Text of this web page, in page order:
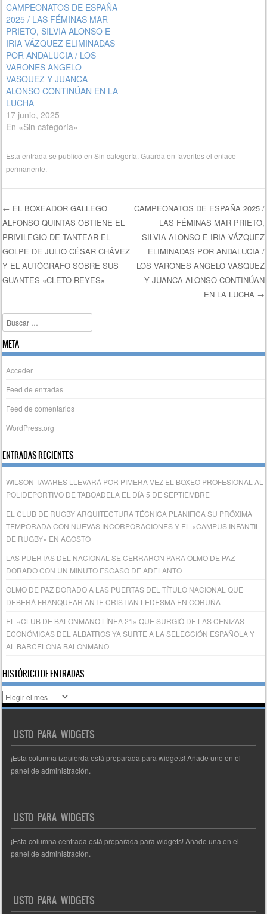
CAMPEONATOS DE ESPAÑA
2025 / LAS FÉMINAS MAR
PRIETO, SILVIA ALONSO E
IRIA VÁZQUEZ ELIMINADAS
POR ANDALUCIA / LOS
VARONES ANGELO
VASQUEZ Y JUANCA
ALONSO CONTINÚAN EN LA
LUCHA
17 junio, 2025
En «Sin categoría»
Esta entrada se publicó enSin categoría . Guarda en favoritos elenlace
permanente
Navegación de entradas
← EL BOXEADOR GALLEGO
ALFONSO QUINTAS OBTIENE EL
PRIVILEGIO DE TANTEAR EL
GOLPE DE JULIO CÉSAR CHÁVEZ
Y EL AUTÓGRAFO SOBRE SUS
GUANTES «CLETO REYES»
CAMPEONATOS DE ESPAÑA 2025 /
LAS FÉMINAS MAR PRIETO,
SILVIA ALONSO E IRIA VÁZQUEZ
ELIMINADAS POR ANDALUCIA /
LOS VARONES ANGELO VASQUEZ
Y JUANCA ALONSO CONTINÚAN
EN LA LUCHA →
Buscar
META
Acceder
Feed de entradas
Feed de comentarios
WordPress.org
ENTRADAS RECIENTES
WILSON TAVARES LLEVARÁ POR PIMERA VEZ EL BOXEO PROFESIONAL AL
POLIDEPORTIVO DE TABOADELA EL DÍA 5 DE SEPTIEMBRE
EL CLUB DE RUGBY ARQUITECTURA TÉCNICA PLANIFICA SU PRÓXIMA
TEMPORADA CON NUEVAS INCORPORACIONES Y EL «CAMPUS INFANTIL
DE RUGBY» EN AGOSTO
LAS PUERTAS DEL NACIONAL SE CERRARON PARA OLMO DE PAZ
DORADO CON UN MINUTO ESCASO DE ADELANTO
OLMO DE PAZ DORADO A LAS PUERTAS DEL TÍTULO NACIONAL QUE
DEBERÁ FRANQUEAR ANTE CRISTIAN LEDESMA EN CORUÑA
EL «CLUB DE BALONMANO LÍNEA 21» QUE SURGIÓ DE LAS CENIZAS
ECONÓMICAS DEL ALBATROS YA SURTE A LA SELECCIÓN ESPAÑOLA Y
AL BARCELONA BALONMANO
HISTÓRICO DE ENTRADAS
Histórico
de
LISTO PARA WIDGETS
¡Esta columna izquierda está preparada para widgets! Añade uno en el
panel de administración.
LISTO PARA WIDGETS
¡Esta columna centrada está preparada para widgets! Añade una en el
panel de administración.
LISTO PARA WIDGETS